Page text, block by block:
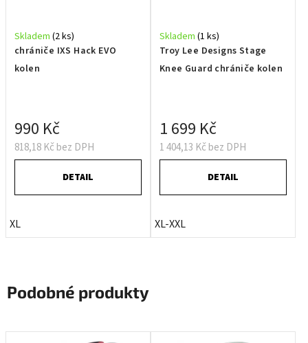
chrániče IXS Hack EVO
kolen
Skladem (2 ks)
818,18 Kč bez DPH
990 Kč
DETAIL
XL
Troy Lee Designs Stage
Knee Guard chrániče kolen
Skladem (1 ks)
1 404,13 Kč bez DPH
1 699 Kč
DETAIL
XL-XXL
Podobné produkty